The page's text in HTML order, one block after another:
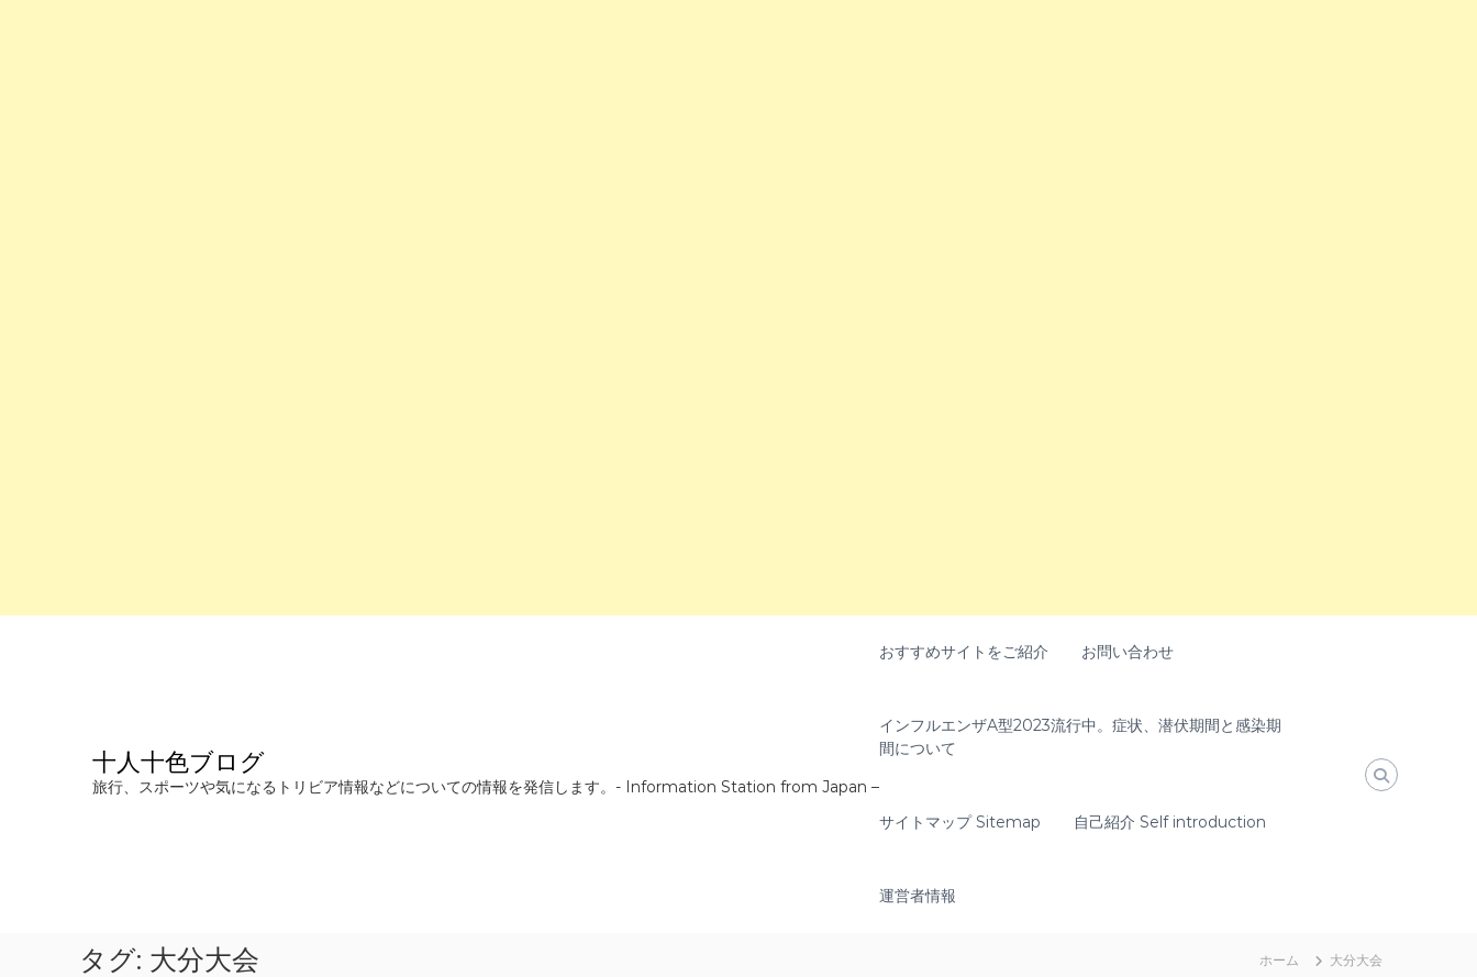
十人十色ブログ
旅行、スポーツや気になるトリビア情報などについての情報を発信します。- Information Station from Japan –
おすすめサイトをご紹介 お問い合わせ
インフルエンザA型2023流行中。症状、潜伏期間と感染期
間について
サイトマップ Sitemap 自己紹介 Self introduction
運営者情報
タグ: 大分大会 ホーム 大分大会